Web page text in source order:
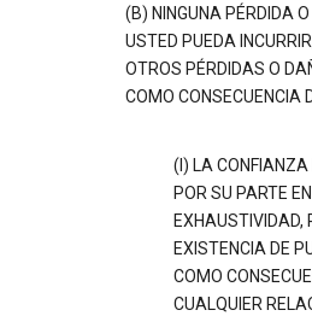
(B) NINGUNA PÉRDIDA
USTED PUEDA
OTROS PÉRDIDAS O
COMO CONSECUENCIA
(I) LA
POR SU PARTE
EXHAUSTIVIDAD,
EXISTENCIA DE
COMO
CUALQUIER